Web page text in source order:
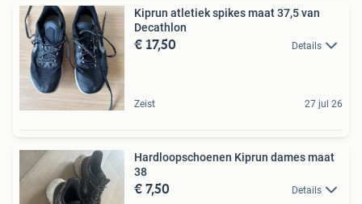
Kiprun atletiek spikes maat 37,5 van
Decathlon
€ 17,50 Details
Zeist 27 jul 26
Hardloopschoenen Kiprun dames maat
38
€ 7,50 Details